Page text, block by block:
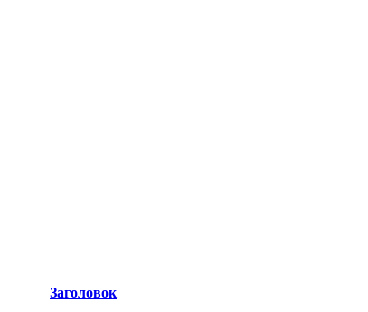
Заголовок